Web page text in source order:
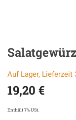
Auf Lager, Lieferzeit
19,20 €
Enthält 7% USt.